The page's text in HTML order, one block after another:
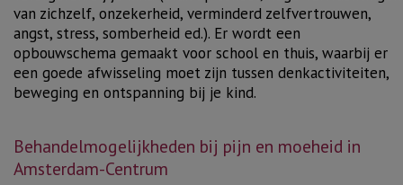
van zichzelf, onzekerheid, verminderd zelfvertrouwen,
angst, stress, somberheid ed.). Er wordt een
opbouwschema gemaakt voor school en thuis, waarbij er
een goede afwisseling moet zijn tussen denkactiviteiten,
beweging en ontspanning bij je kind.
Behandelmogelijkheden bij pijn en moeheid in
Amsterdam-Centrum